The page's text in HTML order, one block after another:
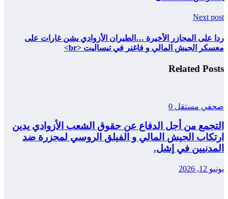
Next post
ردا على المجازر الأخيرة …الطيران الأزوادي يشن غارات على
معسكر الجيش المالي و فاغنر في تيساليت <br>
Related Posts
صحفي مستقل 0
التجمع من أجل الدفاع عن حقوق الشعب الأزوادي يدين
ارتكاب الجيش المالي و الفيلق الروسي لمجزرة ضد
المدنيين في إشل.
يونيو 12, 2026